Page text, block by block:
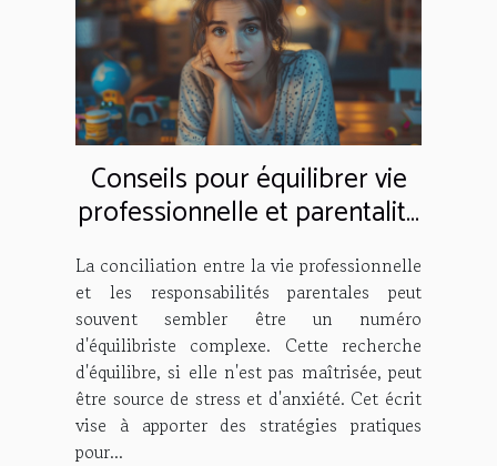
Conseils pour équilibrer vie
professionnelle et parentalité
sans stress
La conciliation entre la vie professionnelle
et les responsabilités parentales peut
souvent sembler être un numéro
d'équilibriste complexe. Cette recherche
d'équilibre, si elle n'est pas maîtrisée, peut
être source de stress et d'anxiété. Cet écrit
vise à apporter des stratégies pratiques
pour...